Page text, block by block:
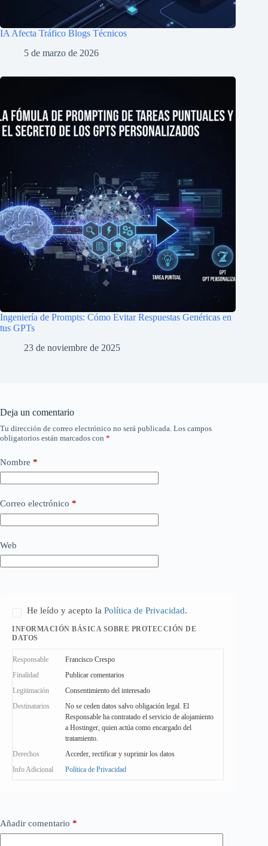
IA Afecta Tráfico Blogs Técnicos
5 de marzo de 2026
Ingeniería de Prompts: Cómo Evitar Respuestas Genéricas en
tus GPTs
23 de noviembre de 2025
Deja un comentario
Tu dirección de correo electrónico no será publicada. Los campos
obligatorios están marcados con *
Nombre *
Correo electrónico *
Web
He leído y acepto laPolítica de Privacidad.
INFORMACIÓN BÁSICA SOBRE PROTECCIÓN DE
DATOS
Responsable
Francisco Crespo
Finalidad
Publicar comentarios
Legitimación
Consentimiento del interesado
Destinatarios
No se ceden datos salvo obligación legal. El
Responsable ha contratado el servicio de alojamiento
a Hostinger, quien actúa como encargado del
tratamiento.
Derechos
Acceder, rectificar y suprimir los datos
Info Adicional
Política de Privacidad
Añadir comentario *